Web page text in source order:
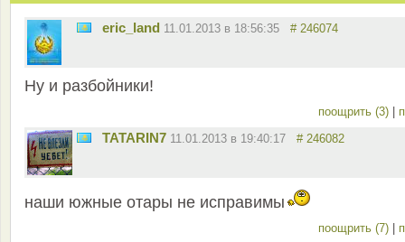
eric_land 11.01.2013 в 18:56:35 # 246074
Ну и разбойники!
поощрить (3)
TATARIN7 11.01.2013 в 19:40:17 # 246082
наши южные отары не исправимы
поощрить (7)